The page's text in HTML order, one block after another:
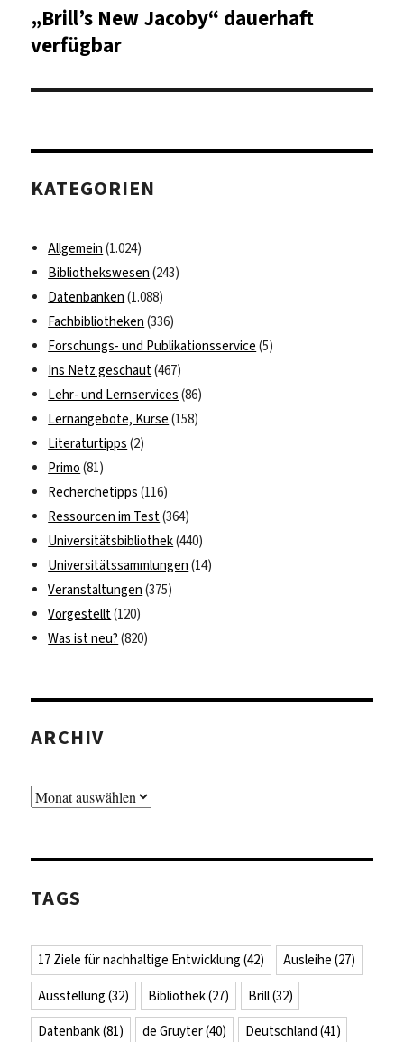
Nächster
Beitrag:
„Brill’s New Jacoby“ dauerhaft
verfügbar
KATEGORIEN
Allgemein (1.024)
Bibliothekswesen (243)
Datenbanken (1.088)
Fachbibliotheken (336)
Forschungs- und Publikationsservice (5)
Ins Netz geschaut(467)
Lehr- und Lernservices (86)
Lernangebote, Kurse (158)
Literaturtipps (2)
Primo (81)
Recherchetipps (116)
Ressourcen im Test(364)
Universitätsbibliothek(440)
Universitätssammlungen (14)
Veranstaltungen (375)
Vorgestellt(120)
Was ist neu? (820)
ARCHIV
Archiv
TAGS
17 Ziele für nachhaltige Entwicklung (42) Ausleihe (27)
Ausstellung (32) Bibliothek(27) Brill(32)
Datenbank(81) de Gruyter(40) Deutschland (41)